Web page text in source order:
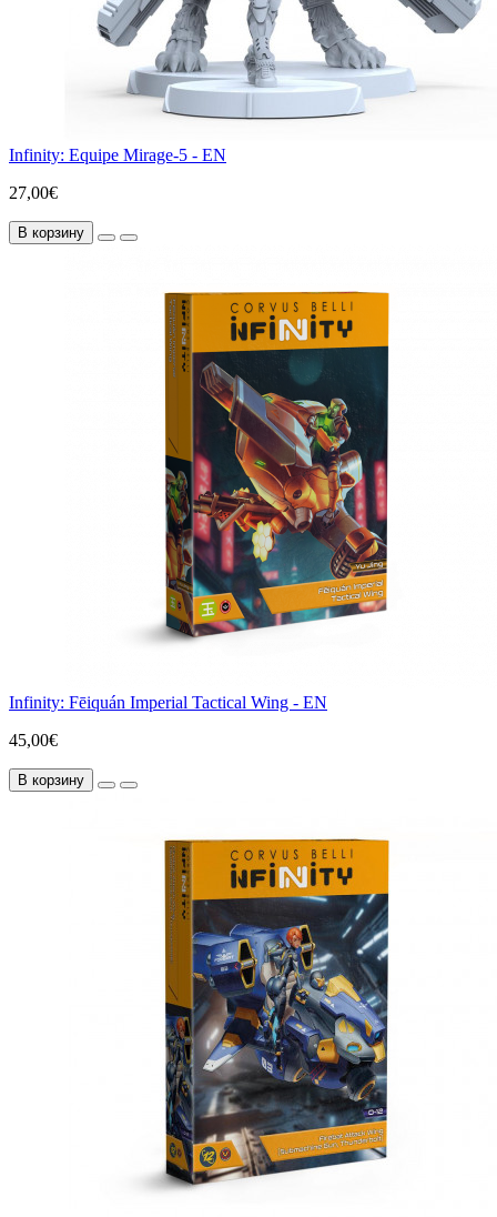
Infinity: Equipe Mirage-5 - EN
27,00€
В корзину
Infinity: Fēiquán Imperial Tactical Wing - EN
45,00€
В корзину